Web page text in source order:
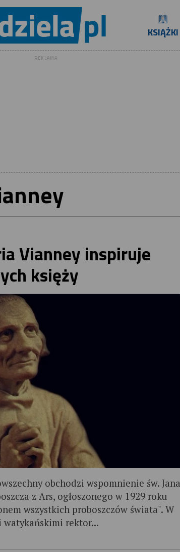
KSIĄŻKI
REKLAMA
Vianney inspiruje
księży
obchodzi wspomnienie św. Jana
z Ars, ogłoszonego w 1929 roku
wszystkich proboszczów świata". W
rektor...